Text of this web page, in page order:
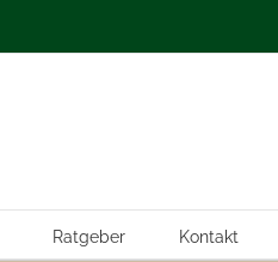
Ratgeber Kontakt